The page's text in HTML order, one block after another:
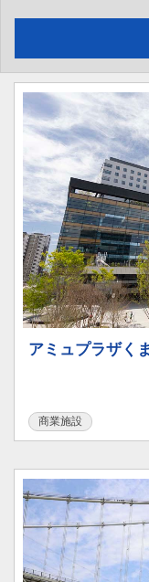
アミュプラザく
商業施設